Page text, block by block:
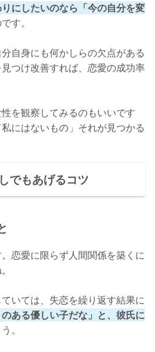
にしたいのなら「今の自分を変
す。
自身にも何かしらの欠点がある
つけ改善すれば、恋愛の成功率
を観察してみるのもいいです
にはないもの」それが見つかる
でもあげるコツ
恋愛に限らず人間関係を築くに
いては、失恋を繰り返す結果に
のある優しい子だな」と、彼氏に
。